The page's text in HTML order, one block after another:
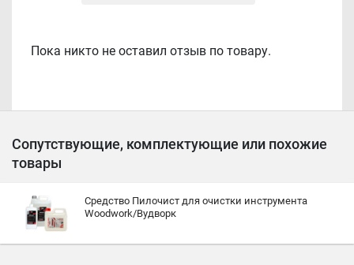
Пока никто не оставил отзыв по товару.
Сопутствующие, комплектующие или похожие
товары
Средство Пилочист для очистки инструмента
Woodwork/Вудворк